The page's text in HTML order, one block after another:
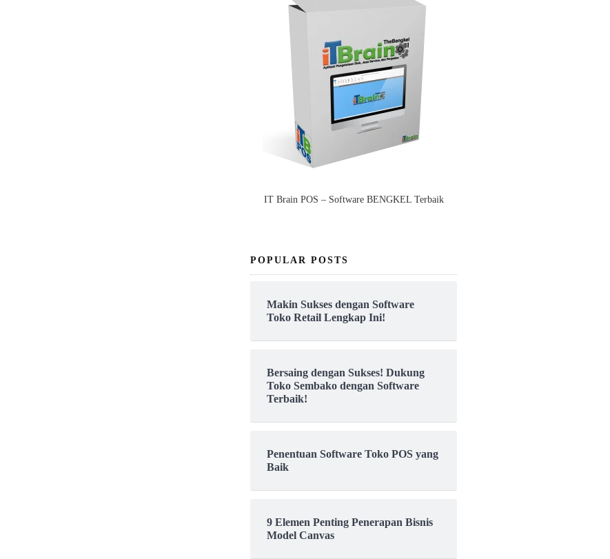
IT Brain POS – Software BENGKEL Terbaik
POPULAR POSTS
Makin Sukses dengan Software
Toko Retail Lengkap Ini!
Bersaing dengan Sukses! Dukung
Toko Sembako dengan Software
Terbaik!
Penentuan Software Toko POS yang
Baik
9 Elemen Penting Penerapan Bisnis
Model Canvas